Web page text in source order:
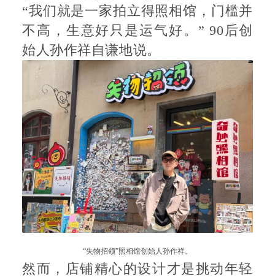
“我们就是一家拍立得照相馆，门槛并
不高，生意好只是运气好。” 90后创
始人孙作祥自谦地说。
“失物招领”照相馆创始人孙作祥。
然而，店铺精心的设计才是挑动年轻